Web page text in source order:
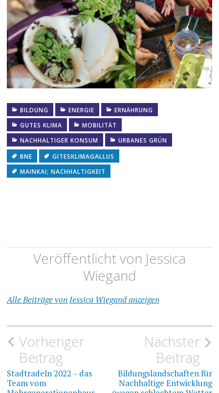
BILDUNG ENERGIE
ERNÄHRUNG
GUTES KLIMA
MOBILITÄT
NACHHALTIGER KONSUM
URBANES GRÜN
BNE
GITESKLIMAGALLUS
MAINKAI; NACHHALTIGKEIT
Veröffentlicht von Jessica
Wiegand
Alle Beiträge von Jessica Wiegand anzeigen
Beitragsnavigation
Vorheriger
Beitrag
Stadtradeln 2022 – das
Team vom
Nächster
Beitrag
Bildungslandschaften für
Nachhaltige Entwicklung